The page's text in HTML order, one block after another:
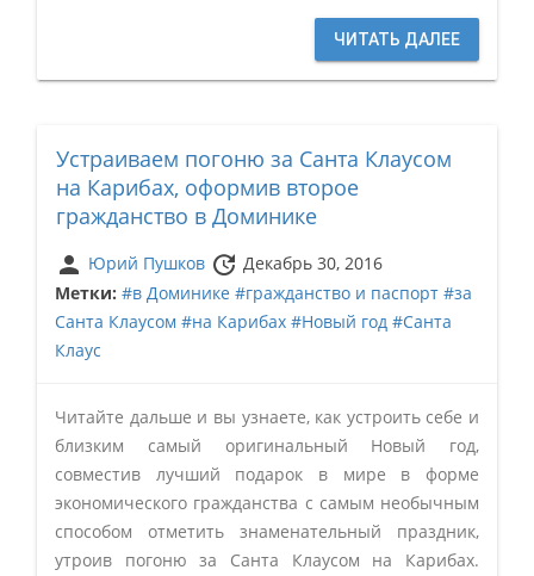
ЧИТАТЬ ДАЛЕЕ
Устраиваем погоню за Санта Клаусом
на Карибах, оформив второе
гражданство в Доминике
person Юрий Пушков update Декабрь 30, 2016
Метки: #в Доминике #гражданство и паспорт #за
Санта Клаусом #на Карибах #Новый год #Санта
Клаус
Читайте дальше и вы узнаете, как устроить себе и
близким самый оригинальный Новый год,
совместив лучший подарок в мире в форме
экономического гражданства с самым необычным
способом отметить знаменательный праздник,
утроив погоню за Санта Клаусом на Карибах.